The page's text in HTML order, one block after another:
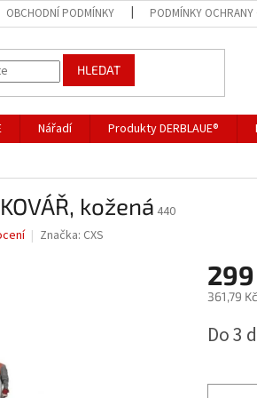
OBCHODNÍ PODMÍNKY PODMÍNKY OCHRANY
HLEDAT
Nářadí Produkty DERBLAUE®
kožená 440
Značka: CXS
361,79
cena:
Do 3